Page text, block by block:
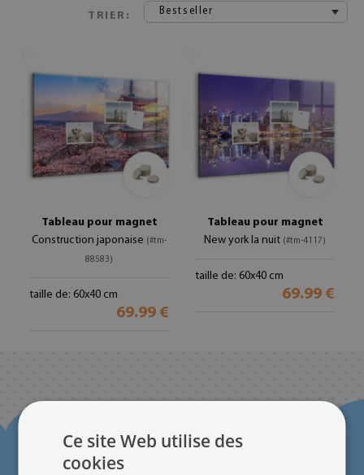
TRIER: Bestseller
Tableau pour magnet
Construction japonaise (#tm-
88583)
taille de: 60x40 cm
69.99 €
Tableau pour magnet
New york la nuit (#tm-4117)
taille de: 60x40 cm
69.99 €
Ce site Web utilise des
cookies